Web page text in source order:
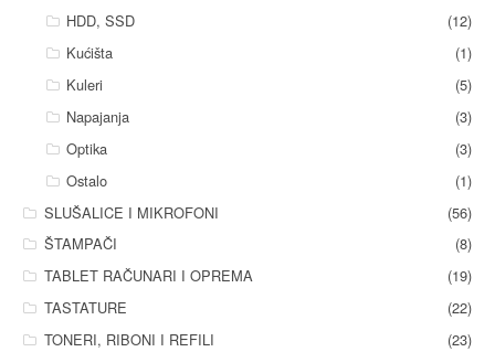
HDD, SSD
(12)
Kućišta
(1)
Kuleri
(5)
Napajanja
(3)
Optika
(3)
Ostalo
(1)
SLUŠALICE I MIKROFONI
(56)
ŠTAMPAČI
(8)
TABLET RAČUNARI I OPREMA
(19)
TASTATURE
(22)
TONERI, RIBONI I REFILI
(23)